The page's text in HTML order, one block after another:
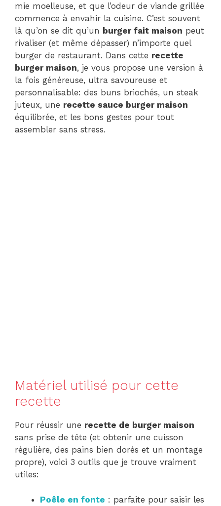
mie moelleuse, et que l’odeur de viande grillée
commence à envahir la cuisine. C’est souvent
là qu’on se dit qu’un burger fait maison peut
rivaliser (et même dépasser) n’importe quel
burger de restaurant. Dans cette recette
burger maison, je vous propose une version à
la fois généreuse, ultra savoureuse et
personnalisable: des buns briochés, un steak
juteux, une recette sauce burger maison
équilibrée, et les bons gestes pour tout
assembler sans stress.
Matériel utilisé pour cette
recette
Pour réussir une recette de burger maison
sans prise de tête (et obtenir une cuisson
régulière, des pains bien dorés et un montage
propre), voici 3 outils que je trouve vraiment
utiles:
Poêle en fonte : parfaite pour saisir les